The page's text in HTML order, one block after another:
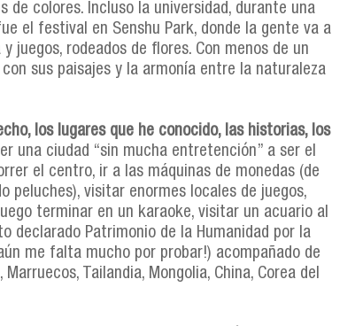
colores. Incluso la universidad, durante una
el festival en Senshu Park, donde la gente va a
rodeados de flores. Con menos de un
sus paisajes y la armonía entre la naturaleza
los lugares que he conocido, las historias, los
una ciudad “sin mucha entretención” a ser el
el centro, ir a las máquinas de monedas (de
peluches), visitar enormes locales de juegos,
terminar en un karaoke, visitar un acuario al
declarado Patrimonio de la Humanidad por la
me falta mucho por probar!) acompañado de
Tailandia, Mongolia, China, Corea del